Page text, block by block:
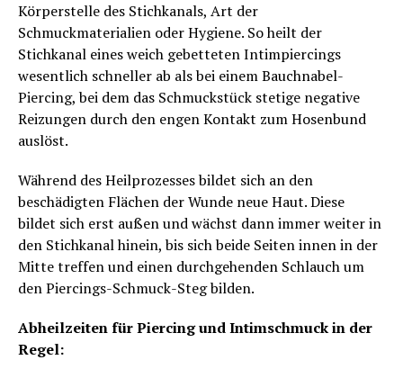
Körperstelle des Stichkanals, Art der
Schmuckmaterialien oder Hygiene. So heilt der
Stichkanal eines weich gebetteten Intimpiercings
wesentlich schneller ab als bei einem Bauchnabel-
Piercing, bei dem das Schmuckstück stetige negative
Reizungen durch den engen Kontakt zum Hosenbund
auslöst.
Während des Heilprozesses bildet sich an den
beschädigten Flächen der Wunde neue Haut. Diese
bildet sich erst außen und wächst dann immer weiter in
den Stichkanal hinein, bis sich beide Seiten innen in der
Mitte treffen und einen durchgehenden Schlauch um
den Piercings-Schmuck-Steg bilden.
Abheilzeiten für Piercing und Intimschmuck in der
Regel: